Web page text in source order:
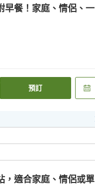
早餐！家庭、情侶、一
預訂
，適合家庭、情侶或單